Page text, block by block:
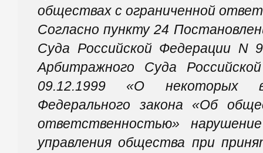
обществах с ограниченной
Согласно пункту 24
Суда Российской Федерации N
Арбитражного Суда
09.12.1999 «О некоторых
Федерального закона «Об
ответственностью»
управления общества при